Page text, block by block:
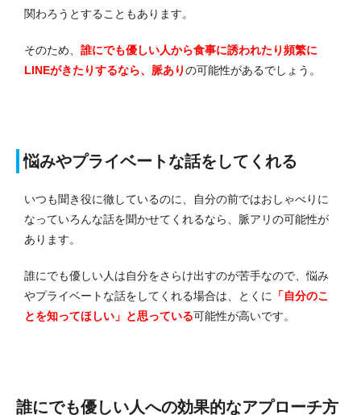
関わろうとすることもあります。
そのため、 誰にでも優しい人から食事に誘われたり頻繁に
LINEがきたりするなら、脈ありの可能性があるでしょう。
悩みやプライベートな話をしてくれる
いつも聞き役に徹しているのに、自分の前ではおしゃべりに
なっていろんな話を聞かせてくれるなら、脈アリの可能性が
あります。
誰にでも優しい人は自分をさらけ出すのが苦手なので、悩み
やプライベートな話をしてくれる場合は、とくに 「自分のこ
とを知ってほしい」と思っている可能性が高いです。
誰にでも優しい人への効果的なアプローチ方